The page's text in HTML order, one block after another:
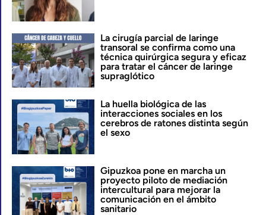
La cirugía parcial de laringe
transoral se confirma como una
técnica quirúrgica segura y eficaz
para tratar el cáncer de laringe
supraglótico
La huella biológica de las
interacciones sociales en los
cerebros de ratones distinta según
el sexo
Gipuzkoa pone en marcha un
proyecto piloto de mediación
intercultural para mejorar la
comunicación en el ámbito
sanitario